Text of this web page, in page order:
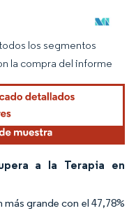
atribución según CC BY 4.0.
los segmentos
la compra del informe
a la Terapia en
grande con el 47,78%